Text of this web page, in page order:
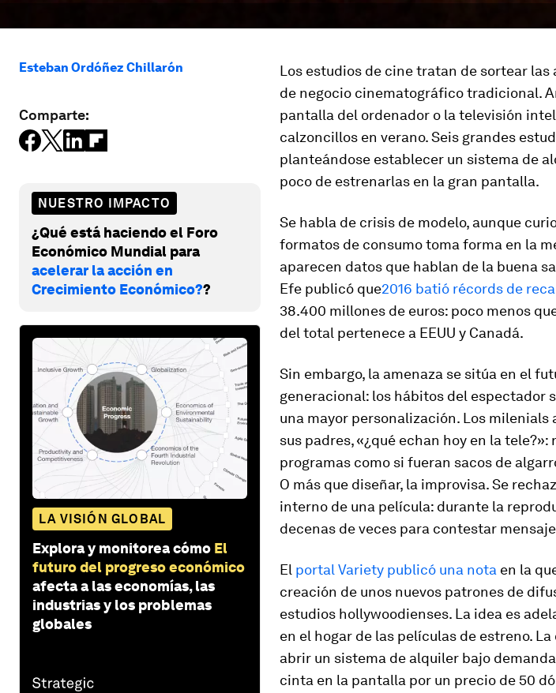
Esteban Ordóñez Chillarón
Comparte:
NUESTRO IMPACTO
¿Qué está haciendo el Foro
Económico Mundial para
acelerar la acción en
Crecimiento Económico??
LA VISIÓN GLOBAL
Explora y monitorea cómo El
futuro del progreso económico
afecta a las economías, las
industrias y los problemas
globales
Los estudios de cine tratan de sortear
de negocio cinematográfico tradicional.
pantalla del ordenador o la televisión
calzoncillos en verano. Seis grandes
planteándose establecer un sistema de
poco de estrenarlas en la gran pantalla.
Se habla de crisis de modelo, aunque
formatos de consumo toma forma en la
aparecen datos que hablan de la buena
Efe publicó que2016 batió récords de
38.400 millones de euros: poco menos
del total pertenece a EEUU y Canadá.
Sin embargo, la amenaza se sitúa en el
generacional: los hábitos del espectador
una mayor personalización. Los milenials
sus padres, «¿qué echan hoy en la tele?»:
programas como si fueran sacos de
O más que diseñar, la improvisa. Se
interno de una película: durante la
decenas de veces para contestar
El portal Variety publicó una nota en la
creación de unos nuevos patrones de
estudios hollywoodienses. La idea es
en el hogar de las películas de estreno.
abrir un sistema de alquiler bajo
cinta en la pantalla por un precio de 50